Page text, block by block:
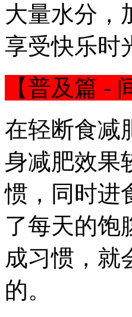
大量水分，
享受快乐时
【普及篇 -
在轻断食减
身减肥效果
惯，同时进
了每天的饱
成习惯，就
的。